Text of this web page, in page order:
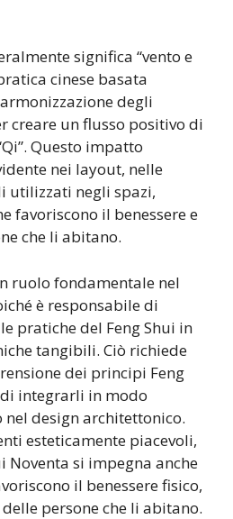
significa “vento e
cinese basata
degli
creare un flusso positivo di
Questo impatto
nei layout, nelle
utilizzati negli spazi,
favoriscono il benessere e
che li abitano.
ruolo fondamentale nel
è responsabile di
pratiche del Feng Shui in
tangibili. Ciò richiede
dei principi Feng
integrarli in modo
nel design architettonico.
esteticamente piacevoli,
Noventa si impegna anche
il benessere fisico,
persone che li abitano.